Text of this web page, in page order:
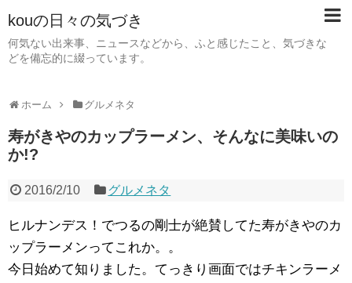
kouの日々の気づき
何気ない出来事、ニュースなどから、ふと感じたこと、気づきな
どを備忘的に綴っています。
ホーム グルメネタ
寿がきやのカップラーメン、そんなに美味いの
か!?
2016/2/10 グルメネタ
ヒルナンデス！でつるの剛士が絶賛してた寿がきやのカ
ップラーメンってこれか。。
今日始めて知りました。てっきり画面ではチキンラーメ